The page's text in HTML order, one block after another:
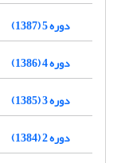
دوره 5 (1387)
دوره 4 (1386)
دوره 3 (1385)
دوره 2 (1384)